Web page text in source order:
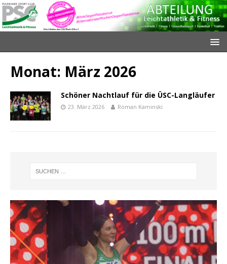
Monat: März 2026
Schöner Nachtlauf für die ÜSC-Langläufer
23. März 2026 Roman Kaminski